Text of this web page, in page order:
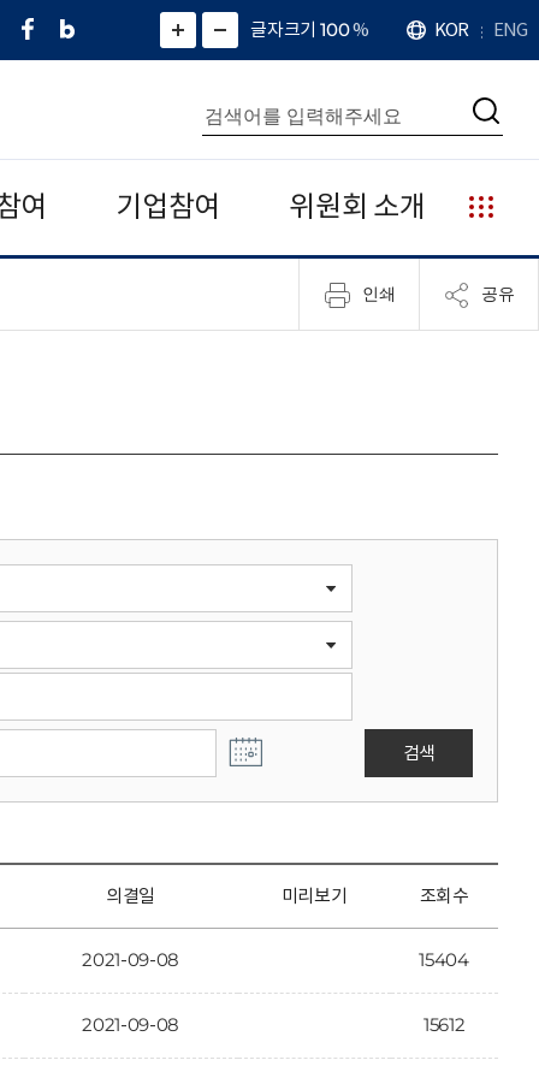
페
네
그
)
화
면
면
소
확
대
치
글자크기 100%
언
어
KOR ENG
통
합
검
색
검
여 기업참여 위원회 소개
누
리
집
안
인쇄 공유
검색
의결일 미리보기 조회수
2021-09-08 15404
2021-09-08 15612